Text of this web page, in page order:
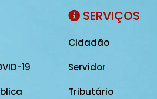
19
SERVIÇOS
Cidadão
Servidor
Tributário